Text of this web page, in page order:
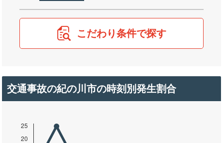
こだわり条件で探す
交通事故の紀の川市の時刻別発生割合